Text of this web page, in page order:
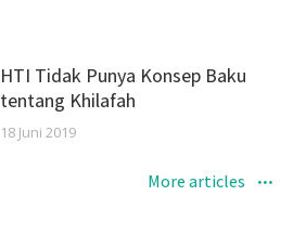
HTI Tidak Punya Konsep Baku
tentang Khilafah
18 Juni 2019
More articles